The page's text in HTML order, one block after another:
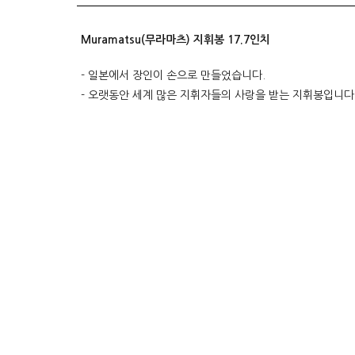
Muramatsu(무라마츠) 지휘봉 17.7인치
- 일본에서 장인이 손으로 만들었습니다.
- 오랫동안 세계 많은 지휘자들의 사랑을 받는 지휘봉입니